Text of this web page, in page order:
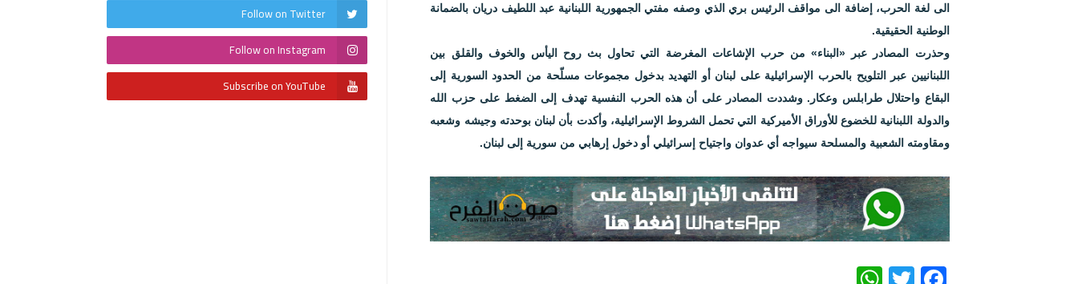
الى لغة الحرب، إضافة الى مواقف الرئيس بري الذي وصفه مفتي الجمهورية اللبنانية عبد اللطيف دريان بالضمانة
الوطنية الحقيقية.
وحذرت المصادر عبر «البناء» من حرب الإشاعات المغرضة التي تحاول بث روح اليأس والخوف والقلق بين
اللبنانيين عبر التلويح بالحرب الإسرائيلية على لبنان أو التهديد بدخول مجموعات مسلّحة من الحدود السورية إلى
البقاع واحتلال طرابلس وعكار. وشددت المصادر على أن هذه الحرب النفسية تهدف إلى الضغط على حزب الله
والدولة اللبنانية للخضوع للأوراق الأميركية التي تحمل الشروط الإسرائيلية، وأكدت بأن لبنان بوحدته وجيشه وشعبه
ومقاومته الشعبية والمسلحة سيواجه أي عدوان واجتياح إسرائيلي أو دخول إرهابي من سورية إلى لبنان.
Follow on Twitter
Follow on Instagram
Subscribe on YouTube